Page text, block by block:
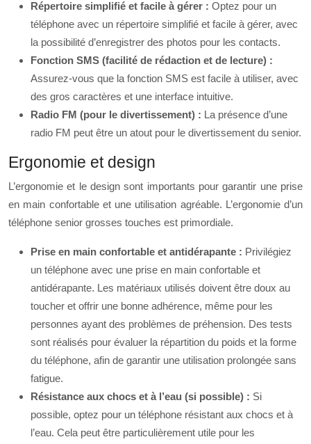
Répertoire simplifié et facile à gérer : Optez pour un
téléphone avec un répertoire simplifié et facile à gérer, avec
la possibilité d’enregistrer des photos pour les contacts.
Fonction SMS (facilité de rédaction et de lecture) :
Assurez-vous que la fonction SMS est facile à utiliser, avec
des gros caractères et une interface intuitive.
Radio FM (pour le divertissement) : La présence d’une
radio FM peut être un atout pour le divertissement du senior.
Ergonomie et design
L’ergonomie et le design sont importants pour garantir une prise
en main confortable et une utilisation agréable. L’ergonomie d’un
téléphone senior grosses touches est primordiale.
Prise en main confortable et antidérapante : Privilégiez
un téléphone avec une prise en main confortable et
antidérapante. Les matériaux utilisés doivent être doux au
toucher et offrir une bonne adhérence, même pour les
personnes ayant des problèmes de préhension. Des tests
sont réalisés pour évaluer la répartition du poids et la forme
du téléphone, afin de garantir une utilisation prolongée sans
fatigue.
Résistance aux chocs et à l’eau (si possible) : Si
possible, optez pour un téléphone résistant aux chocs et à
l’eau. Cela peut être particulièrement utile pour les